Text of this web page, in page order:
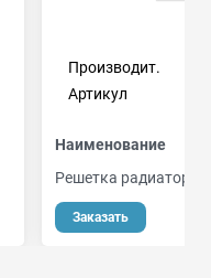
Производит.
Артикул
Наименование
Решетка радиатора
Заказать